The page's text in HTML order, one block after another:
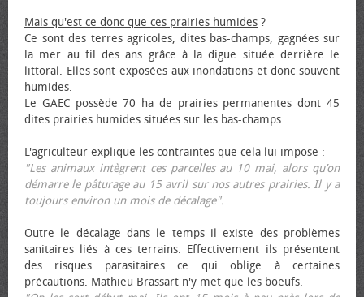
Mais qu'est ce donc que ces prairies humides ?
Ce sont des terres agricoles, dites bas-champs, gagnées sur
la mer au fil des ans grâce à la digue située derrière le
littoral. Elles sont exposées aux inondations et donc souvent
humides.
Le GAEC possède 70 ha de prairies permanentes dont 45
dites prairies humides situées sur les bas-champs.
L'agriculteur explique les contraintes que cela lui impose :
"Les animaux intègrent ces parcelles au 10 mai, alors qu’on
démarre le pâturage au 15 avril sur nos autres prairies. Il y a
toujours environ un mois de décalage".
Outre le décalage dans le temps il existe des problèmes
sanitaires liés à ces terrains. Effectivement ils présentent
des risques parasitaires ce qui oblige à certaines
précautions. Mathieu Brassart n'y met que les bœufs.